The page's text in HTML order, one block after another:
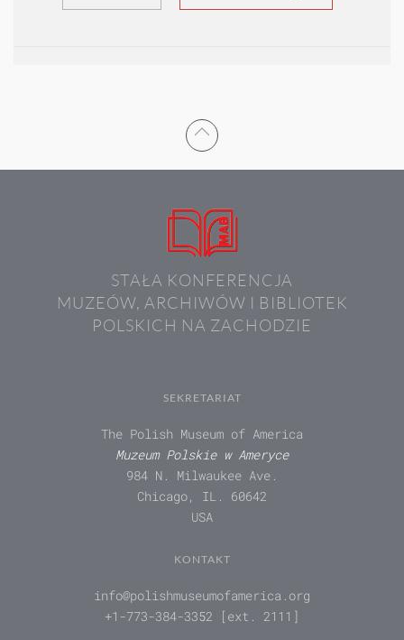
STAŁA KONFERENCJA
MUZEÓW, ARCHIWÓW I BIBLIOTEK
POLSKICH NA ZACHODZIE
SEKRETARIAT
The Polish Museum of America
Muzeum Polskie w Ameryce
984 N. Milwaukee Ave.
Chicago, IL. 60642
USA
KONTAKT
info@polishmuseumofamerica.org
+1-773-384-3352 [ext. 2111]